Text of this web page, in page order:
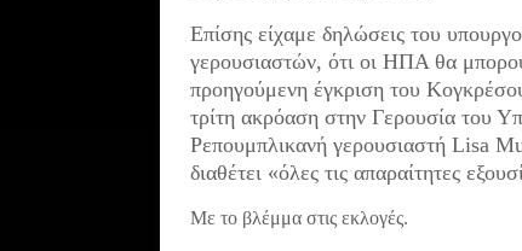
Επίσης είχαμε δηλώσεις του
γερουσιαστών, ότι οι ΗΠΑ θα
προηγούμενη έγκριση του
τρίτη ακρόαση στην Γερουσία του
Ρεπουμπλικανή γερουσιαστή Lisa
διαθέτει «όλες τις απαραίτητες
Με το βλέμμα στις εκλογές.